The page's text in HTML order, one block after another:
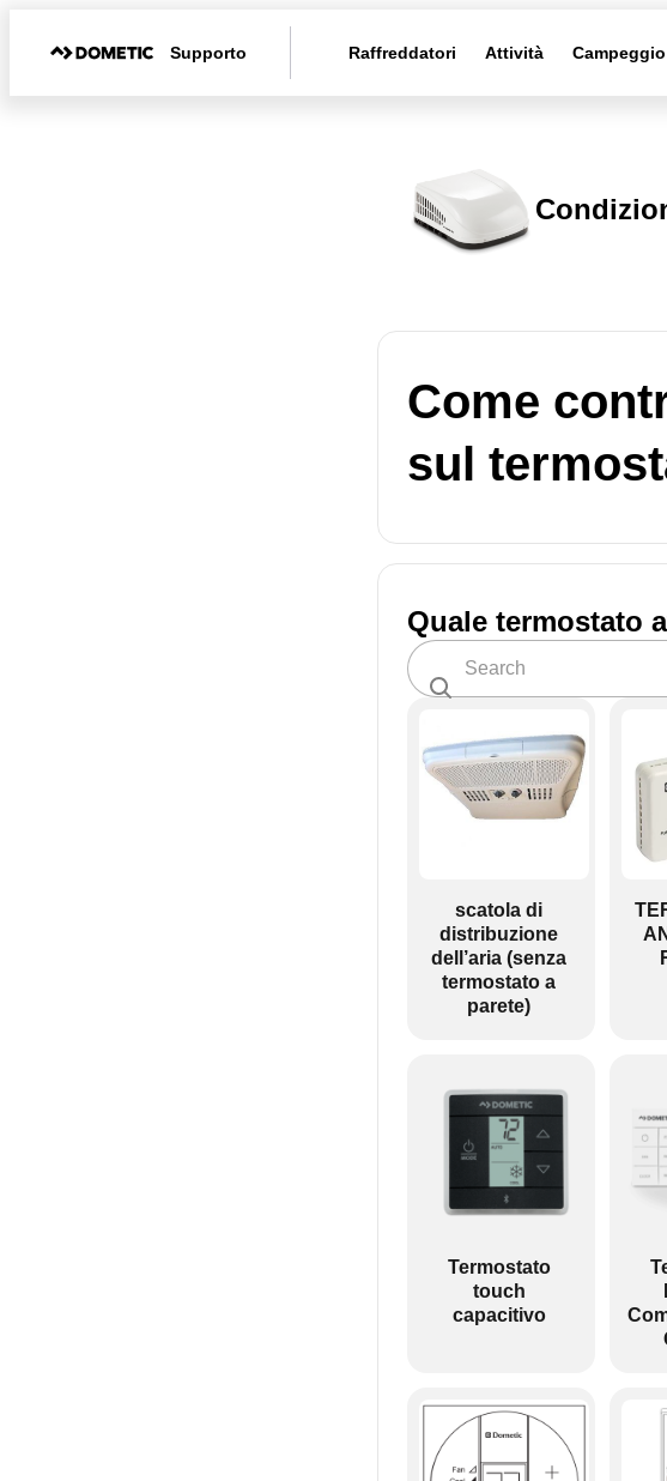
Supporto Raffreddatori Attività Campeggio
Come
sul
Quale termostato
scatola di
distribuzione
dell’aria (senza
termostato a
parete)
Termostato
touch
capacitivo